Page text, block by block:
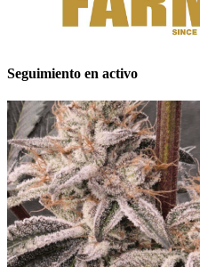
Seguimiento en activo